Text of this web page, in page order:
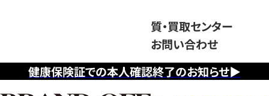
健康保険証での本人確認終了のお知らせ▶
質・買取センター
お問い合わせ
フ
リ